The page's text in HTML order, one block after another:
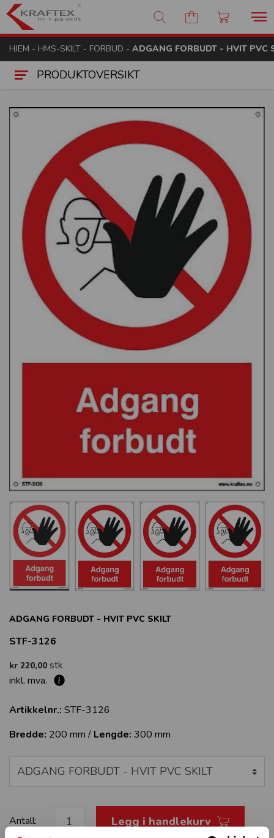
Kraftex - nr 1 på skilt
HJEM - HMS-SKILT - FORBUD - ADGANG FORBUDT - HVIT PVC
PRODUKTOVERSIKT
ADGANG FORBUDT - HVIT PVC SKILT
STF-3126
kr 220,00 stk
inkl. mva.
Artikkelnr.: STF-3126
Bredde: 200 mm / Lengde: 300 mm
Antall: Legg i handlekurv